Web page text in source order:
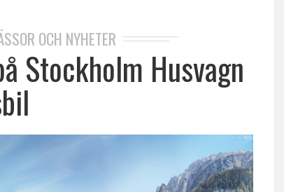
OCH NYHETER
Stockholm Husvagn